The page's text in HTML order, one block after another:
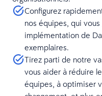
Configurez
nos équipes, qui
implémentation de
exemplaires.
Tirez parti de notre
vous aider à réduire
équipes, à optimiser